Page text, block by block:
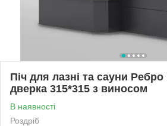
Піч для лазні та сауни
дверка 315*315 з виносом
В наявності
Роздріб